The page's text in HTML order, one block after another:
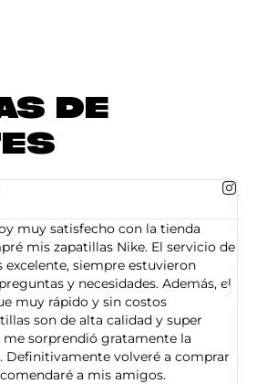
DE
muy satisfecho con la tienda
mis zapatillas Nike. El servicio de
excelente, siempre estuvieron
y necesidades. Además, el
muy rápido y sin costos
son de alta calidad y super
sorprendió gratamente la
Definitivamente volveré a comprar
a mis amigos.